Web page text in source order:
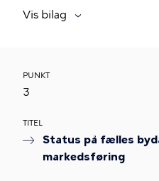
Vis bilag
PUNKT
3
TITEL
Status på fælles
markedsføring